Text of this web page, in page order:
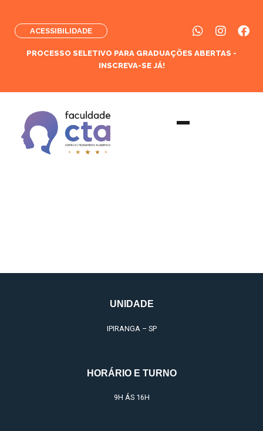
ACESSIBILIDADE
PROCESSO SELETIVO PARA GRADUAÇÕES ABERTAS -
INSCREVA-SE JÁ!
UNIDADE
IPIRANGA – SP
HORÁRIO E TURNO
9H ÁS 16H